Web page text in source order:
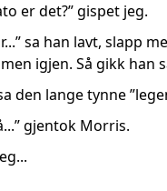
er det?” gispet jeg.
sa han lavt, slapp
igjen. Så gikk han
den lange tynne
gjentok Morris.